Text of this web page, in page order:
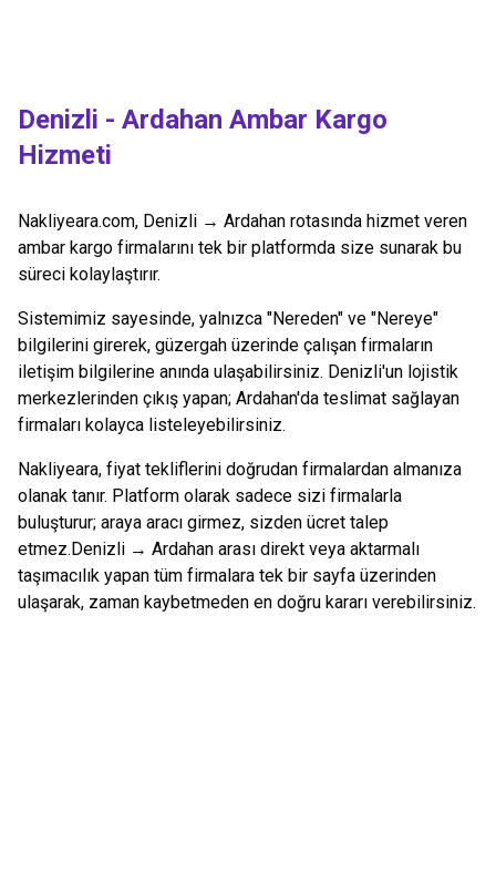
Denizli - Ardahan Ambar Kargo
Hizmeti
Nakliyeara.com, Denizli → Ardahan rotasında hizmet veren
ambar kargo firmalarını tek bir platformda size sunarak bu
süreci kolaylaştırır.
Sistemimiz sayesinde, yalnızca "Nereden" ve "Nereye"
bilgilerini girerek, güzergah üzerinde çalışan firmaların
iletişim bilgilerine anında ulaşabilirsiniz. Denizli'un lojistik
merkezlerinden çıkış yapan; Ardahan'da teslimat sağlayan
firmaları kolayca listeleyebilirsiniz.
Nakliyeara, fiyat tekliflerini doğrudan firmalardan almanıza
olanak tanır. Platform olarak sadece sizi firmalarla
buluşturur; araya aracı girmez, sizden ücret talep
etmez.Denizli → Ardahan arası direkt veya aktarmalı
taşımacılık yapan tüm firmalara tek bir sayfa üzerinden
ulaşarak, zaman kaybetmeden en doğru kararı verebilirsiniz.